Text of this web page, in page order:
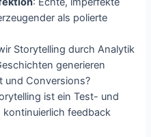
als polierte
Storytelling durch Analytik
generieren
und Conversions?
ist ein Test- und
feedback